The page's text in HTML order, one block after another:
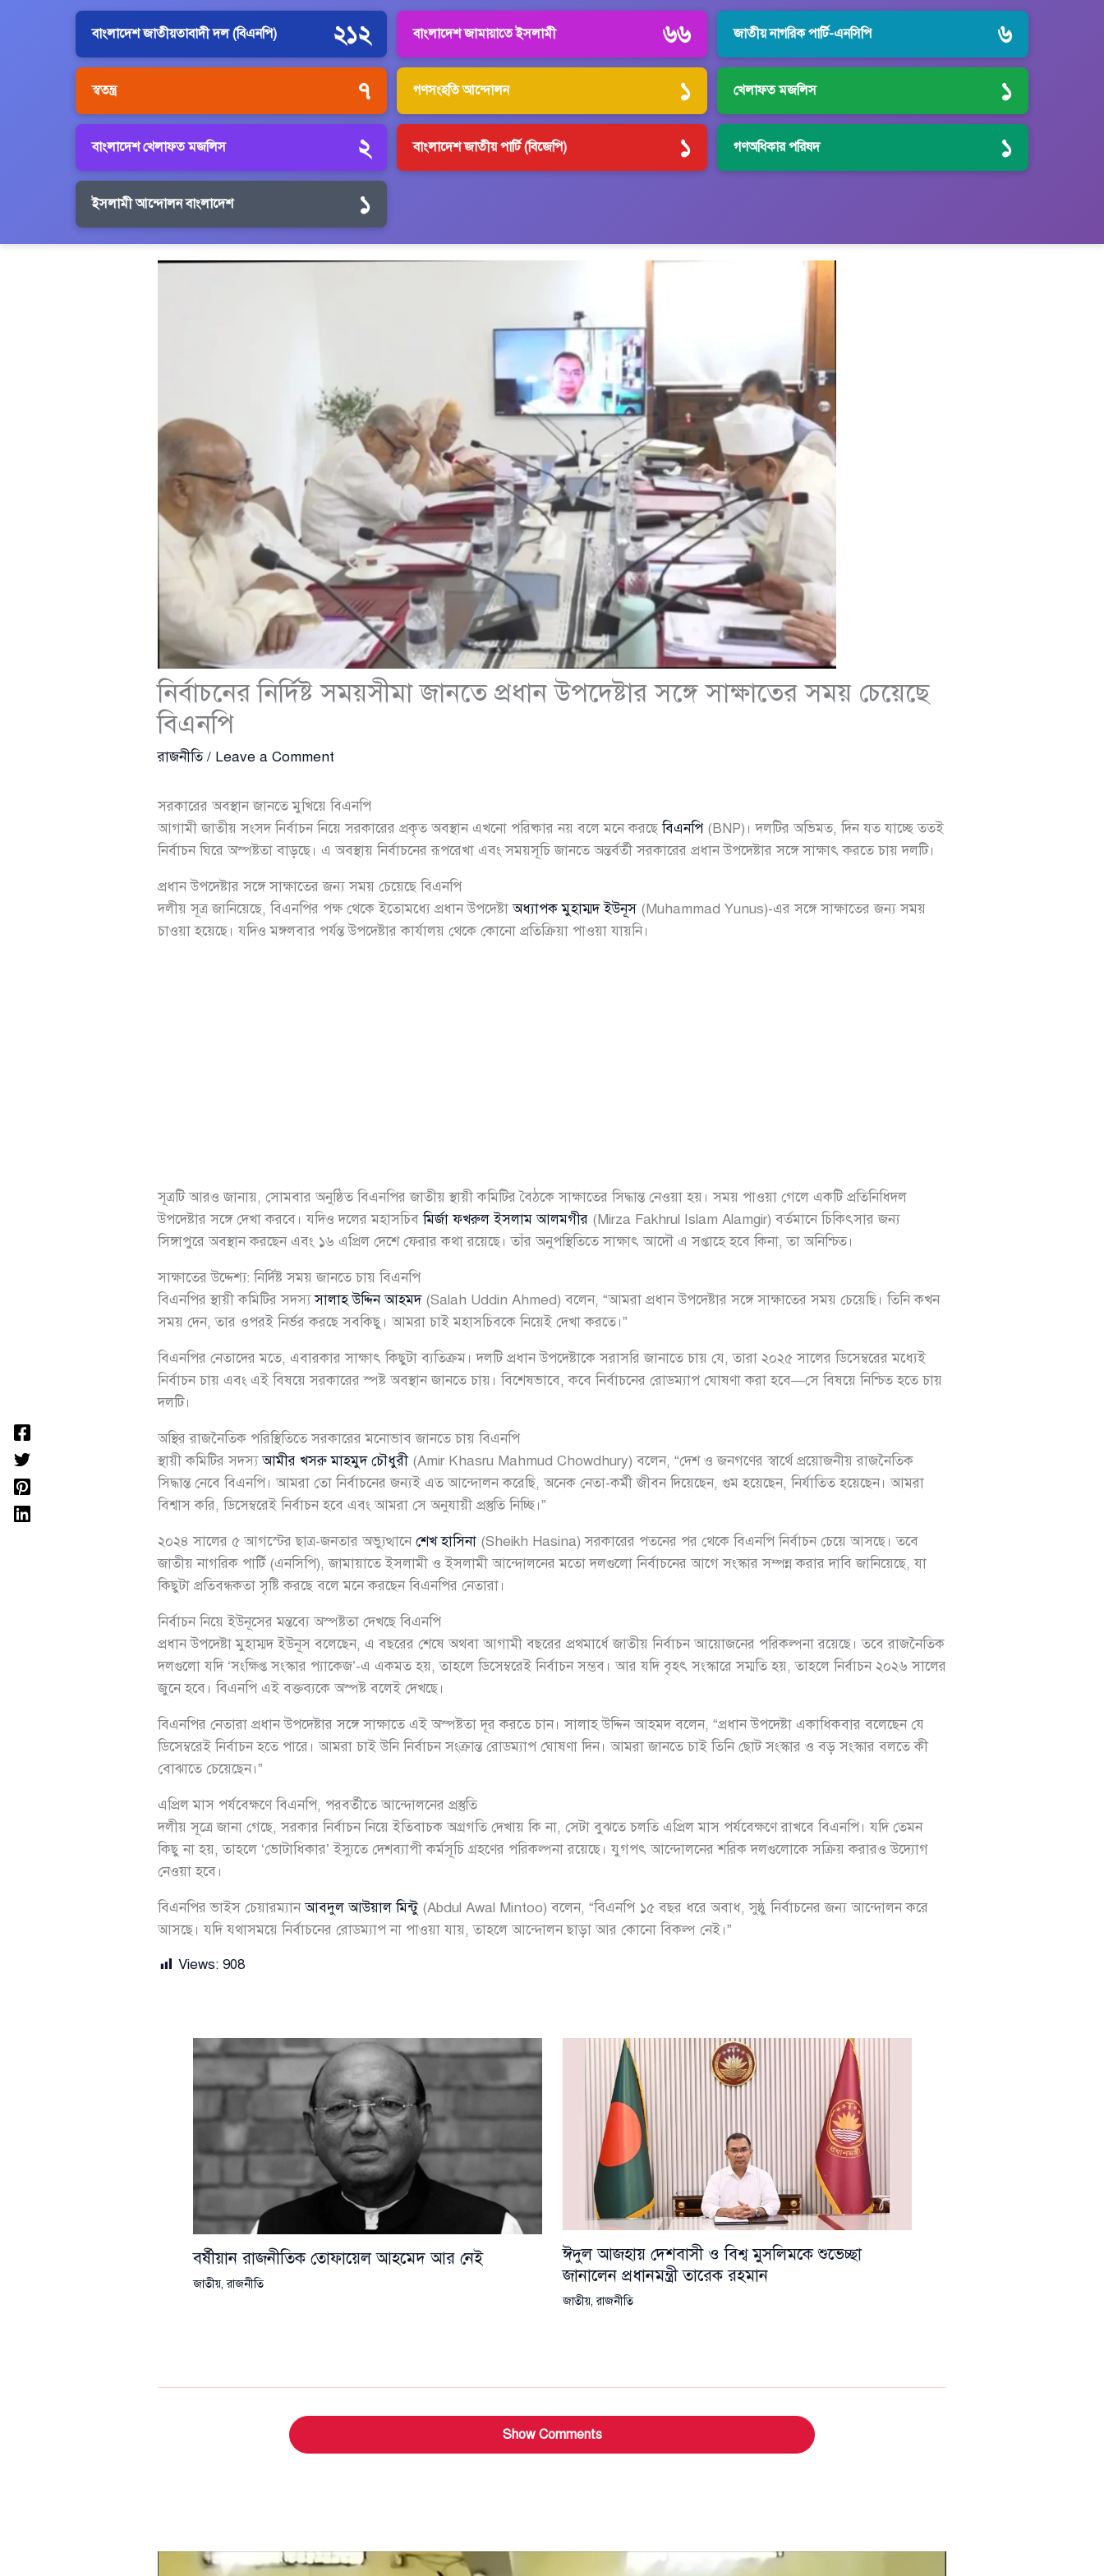
বাংলাদেশ জাতীয়তাবাদী দল (বিএনপি) ২১২ বাংলাদেশ জামায়াতে ইসলামী ৬৬ জাতীয় নাগরিক পার্টি-এনসিপি ৬
স্বতন্ত্র ৭ গণসংহতি আন্দোলন ১ খেলাফত মজলিস ১
বাংলাদেশ খেলাফত মজলিস ২ বাংলাদেশ জাতীয় পার্টি (বিজেপি) ১ গণঅধিকার পরিষদ ১
ইসলামী আন্দোলন বাংলাদেশ ১
নির্বাচনের নির্দিষ্ট সময়সীমা জানতে প্রধান উপদেষ্টার সঙ্গে সাক্ষাতের সময় চেয়েছে
বিএনপি
রাজনীতি/ Leave a Comment
সরকারের অবস্থান জানতে মুখিয়ে বিএনপি
আগামী জাতীয় সংসদ নির্বাচন নিয়ে সরকারের প্রকৃত অবস্থান এখনো পরিষ্কার নয় বলে মনে করছেবিএনপি(BNP)। দলটির অভিমত, দিন যত যাচ্ছে ততই
নির্বাচন ঘিরে অস্পষ্টতা বাড়ছে। এ অবস্থায় নির্বাচনের রূপরেখা এবং সময়সূচি জানতে অন্তর্বর্তী সরকারের প্রধান উপদেষ্টার সঙ্গে সাক্ষাৎ করতে চায় দলটি।
প্রধান উপদেষ্টার সঙ্গে সাক্ষাতের জন্য সময় চেয়েছে বিএনপি
দলীয় সূত্র জানিয়েছে, বিএনপির পক্ষ থেকে ইতোমধ্যে প্রধান উপদেষ্টাঅধ্যাপক মুহাম্মদ ইউনূস (Muhammad Yunus)-এর সঙ্গে সাক্ষাতের জন্য সময়
চাওয়া হয়েছে। যদিও মঙ্গলবার পর্যন্ত উপদেষ্টার কার্যালয় থেকে কোনো প্রতিক্রিয়া পাওয়া যায়নি।
সূত্রটি আরও জানায়, সোমবার অনুষ্ঠিত বিএনপির জাতীয় স্থায়ী কমিটির বৈঠকে সাক্ষাতের সিদ্ধান্ত নেওয়া হয়। সময় পাওয়া গেলে একটি প্রতিনিধিদল
উপদেষ্টার সঙ্গে দেখা করবে। যদিও দলের মহাসচিবমির্জা ফখরুল ইসলাম আলমগীর (Mirza Fakhrul Islam Alamgir) বর্তমানে চিকিৎসার জন্য
সিঙ্গাপুরে অবস্থান করছেন এবং ১৬ এপ্রিল দেশে ফেরার কথা রয়েছে। তাঁর অনুপস্থিতিতে সাক্ষাৎ আদৌ এ সপ্তাহে হবে কিনা, তা অনিশ্চিত।
সাক্ষাতের উদ্দেশ্য: নির্দিষ্ট সময় জানতে চায় বিএনপি
বিএনপির স্থায়ী কমিটির সদস্যসালাহ উদ্দিন আহমদ(Salah Uddin Ahmed) বলেন, “আমরা প্রধান উপদেষ্টার সঙ্গে সাক্ষাতের সময় চেয়েছি। তিনি কখন
সময় দেন, তার ওপরই নির্ভর করছে সবকিছু। আমরা চাই মহাসচিবকে নিয়েই দেখা করতে।”
বিএনপির নেতাদের মতে, এবারকার সাক্ষাৎ কিছুটা ব্যতিক্রম। দলটি প্রধান উপদেষ্টাকে সরাসরি জানাতে চায় যে, তারা ২০২৫ সালের ডিসেম্বরের মধ্যেই
নির্বাচন চায় এবং এই বিষয়ে সরকারের স্পষ্ট অবস্থান জানতে চায়। বিশেষভাবে, কবে নির্বাচনের রোডম্যাপ ঘোষণা করা হবে—সে বিষয়ে নিশ্চিত হতে চায়
দলটি।
অস্থির রাজনৈতিক পরিস্থিতিতে সরকারের মনোভাব জানতে চায় বিএনপি
স্থায়ী কমিটির সদস্যআমীর খসরু মাহমুদ চৌধুরী(Amir Khasru Mahmud Chowdhury) বলেন, “দেশ ও জনগণের স্বার্থে প্রয়োজনীয় রাজনৈতিক
সিদ্ধান্ত নেবে বিএনপি। আমরা তো নির্বাচনের জন্যই এত আন্দোলন করেছি, অনেক নেতা-কর্মী জীবন দিয়েছেন, গুম হয়েছেন, নির্যাতিত হয়েছেন। আমরা
বিশ্বাস করি, ডিসেম্বরেই নির্বাচন হবে এবং আমরা সে অনুযায়ী প্রস্তুতি নিচ্ছি।”
২০২৪ সালের ৫ আগস্টের ছাত্র-জনতার অভ্যুত্থানেশেখ হাসিনা (Sheikh Hasina) সরকারের পতনের পর থেকে বিএনপি নির্বাচন চেয়ে আসছে। তবে
জাতীয় নাগরিক পার্টি (এনসিপি), জামায়াতে ইসলামী ও ইসলামী আন্দোলনের মতো দলগুলো নির্বাচনের আগে সংস্কার সম্পন্ন করার দাবি জানিয়েছে, যা
কিছুটা প্রতিবন্ধকতা সৃষ্টি করছে বলে মনে করছেন বিএনপির নেতারা।
নির্বাচন নিয়ে ইউনূসের মন্তব্যে অস্পষ্টতা দেখছে বিএনপি
প্রধান উপদেষ্টা মুহাম্মদ ইউনূস বলেছেন, এ বছরের শেষে অথবা আগামী বছরের প্রথমার্ধে জাতীয় নির্বাচন আয়োজনের পরিকল্পনা রয়েছে। তবে রাজনৈতিক
দলগুলো যদি ‘সংক্ষিপ্ত সংস্কার প্যাকেজ’-এ একমত হয়, তাহলে ডিসেম্বরেই নির্বাচন সম্ভব। আর যদি বৃহৎ সংস্কারে সম্মতি হয়, তাহলে নির্বাচন ২০২৬ সালের
জুনে হবে। বিএনপি এই বক্তব্যকে অস্পষ্ট বলেই দেখছে।
বিএনপির নেতারা প্রধান উপদেষ্টার সঙ্গে সাক্ষাতে এই অস্পষ্টতা দূর করতে চান। সালাহ উদ্দিন আহমদ বলেন, “প্রধান উপদেষ্টা একাধিকবার বলেছেন যে
ডিসেম্বরেই নির্বাচন হতে পারে। আমরা চাই উনি নির্বাচন সংক্রান্ত রোডম্যাপ ঘোষণা দিন। আমরা জানতে চাই তিনি ছোট সংস্কার ও বড় সংস্কার বলতে কী
বোঝাতে চেয়েছেন।”
এপ্রিল মাস পর্যবেক্ষণে বিএনপি, পরবর্তীতে আন্দোলনের প্রস্তুতি
দলীয় সূত্রে জানা গেছে, সরকার নির্বাচন নিয়ে ইতিবাচক অগ্রগতি দেখায় কি না, সেটা বুঝতে চলতি এপ্রিল মাস পর্যবেক্ষণে রাখবে বিএনপি। যদি তেমন
কিছু না হয়, তাহলে ‘ভোটাধিকার’ ইস্যুতে দেশব্যাপী কর্মসূচি গ্রহণের পরিকল্পনা রয়েছে। যুগপৎ আন্দোলনের শরিক দলগুলোকে সক্রিয় করারও উদ্যোগ
নেওয়া হবে।
বিএনপির ভাইস চেয়ারম্যানআবদুল আউয়াল মিন্টু (Abdul Awal Mintoo) বলেন, “বিএনপি ১৫ বছর ধরে অবাধ, সুষ্ঠু নির্বাচনের জন্য আন্দোলন করে
আসছে। যদি যথাসময়ে নির্বাচনের রোডম্যাপ না পাওয়া যায়, তাহলে আন্দোলন ছাড়া আর কোনো বিকল্প নেই।”
Views: 908
বর্ষীয়ান রাজনীতিক তোফায়েল আহমেদ আর নেই
জাতীয়,রাজনীতি
ঈদুল আজহায় দেশবাসী ও বিশ্ব মুসলিমকে শুভেচ্ছা
জানালেন প্রধানমন্ত্রী তারেক রহমান
জাতীয়,রাজনীতি
Show Comments